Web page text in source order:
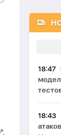
18:47
18:43